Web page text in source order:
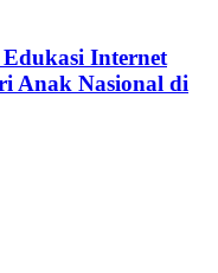
Internet
Anak Nasional di